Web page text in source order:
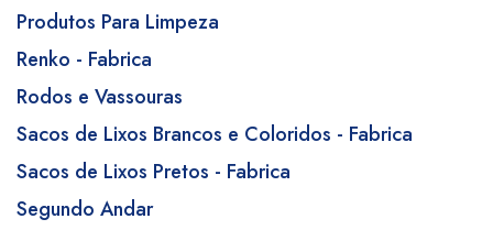
Produtos Para Limpeza
Renko - Fabrica
Rodos e Vassouras
Sacos de Lixos Brancos e Coloridos - Fabrica
Sacos de Lixos Pretos - Fabrica
Segundo Andar